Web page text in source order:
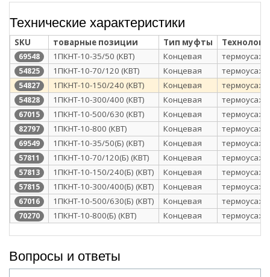
Технические характеристики
SKU товарные позиции Тип муфты
69548 1ПКНТ-10-35/50 (КВТ) Концевая
54825 1ПКНТ-10-70/120 (КВТ) Концевая
54827 1ПКНТ-10-150/240 (КВТ) Концевая
54828 1ПКНТ-10-300/400 (КВТ) Концевая
67015 1ПКНТ-10-500/630 (КВТ) Концевая
82797 1ПКНТ-10-800 (КВТ) Концевая
69549 1ПКНТ-10-35/50(Б) (КВТ) Концевая
57811 1ПКНТ-10-70/120(Б) (КВТ) Концевая
57813 1ПКНТ-10-150/240(Б) (КВТ) Концевая
57815 1ПКНТ-10-300/400(Б) (КВТ) Концевая
67016 1ПКНТ-10-500/630(Б) (КВТ) Концевая
70270 1ПКНТ-10-800(Б) (КВТ) Концевая
Вопросы и ответы